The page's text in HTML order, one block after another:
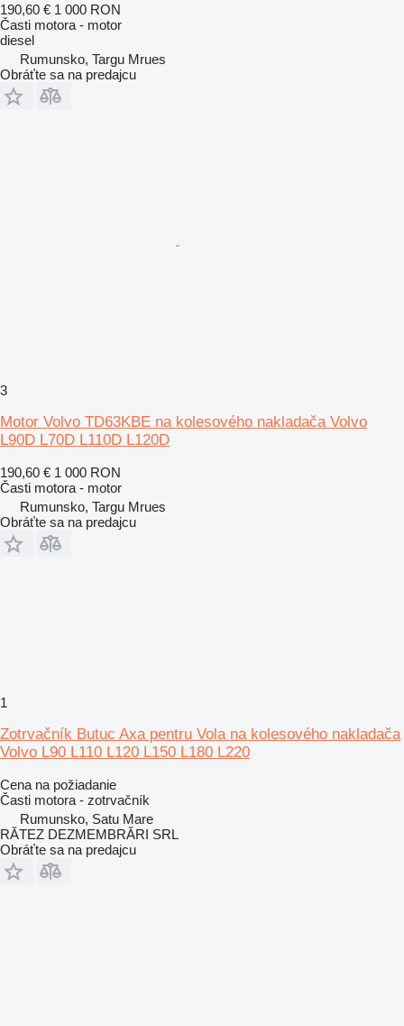
190,60 € 1 000 RON
Časti motora - motor
diesel
Rumunsko, Targu Mrues
Obráťte sa na predajcu
3
Motor Volvo TD63KBE na kolesového nakladača Volvo
L90D L70D L110D L120D
190,60 € 1 000 RON
Časti motora - motor
Rumunsko, Targu Mrues
Obráťte sa na predajcu
1
Zotrvačník Butuc Axa pentru Vola na kolesového nakladača
Volvo L90 L110 L120 L150 L180 L220
Cena na požiadanie
Časti motora - zotrvačník
Rumunsko, Satu Mare
RĂTEZ DEZMEMBRĂRI SRL
Obráťte sa na predajcu